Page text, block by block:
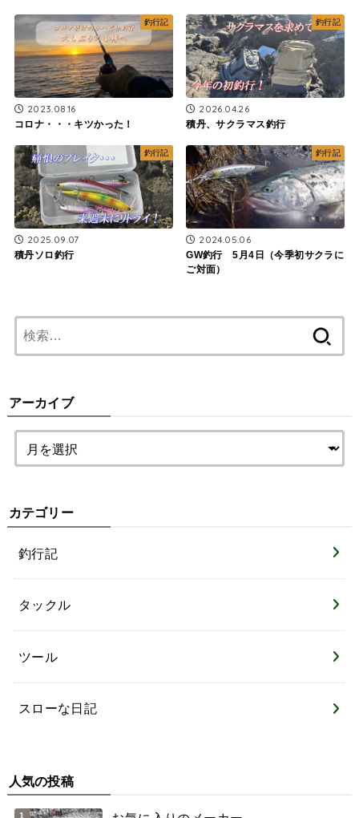
釣行記
2023.08.16
コロナ・・・キツかった！
釣行記
2026.04.26
積丹、サクラマス釣行
釣行記
2025.09.07
積丹ソロ釣行
釣行記
2024.05.06
GW釣行 5月4日（今季初サクラに
ご対面）
索:
アーカイブ
カテゴリー
釣行記
タックル
ツール
スローな日記
人気の投稿